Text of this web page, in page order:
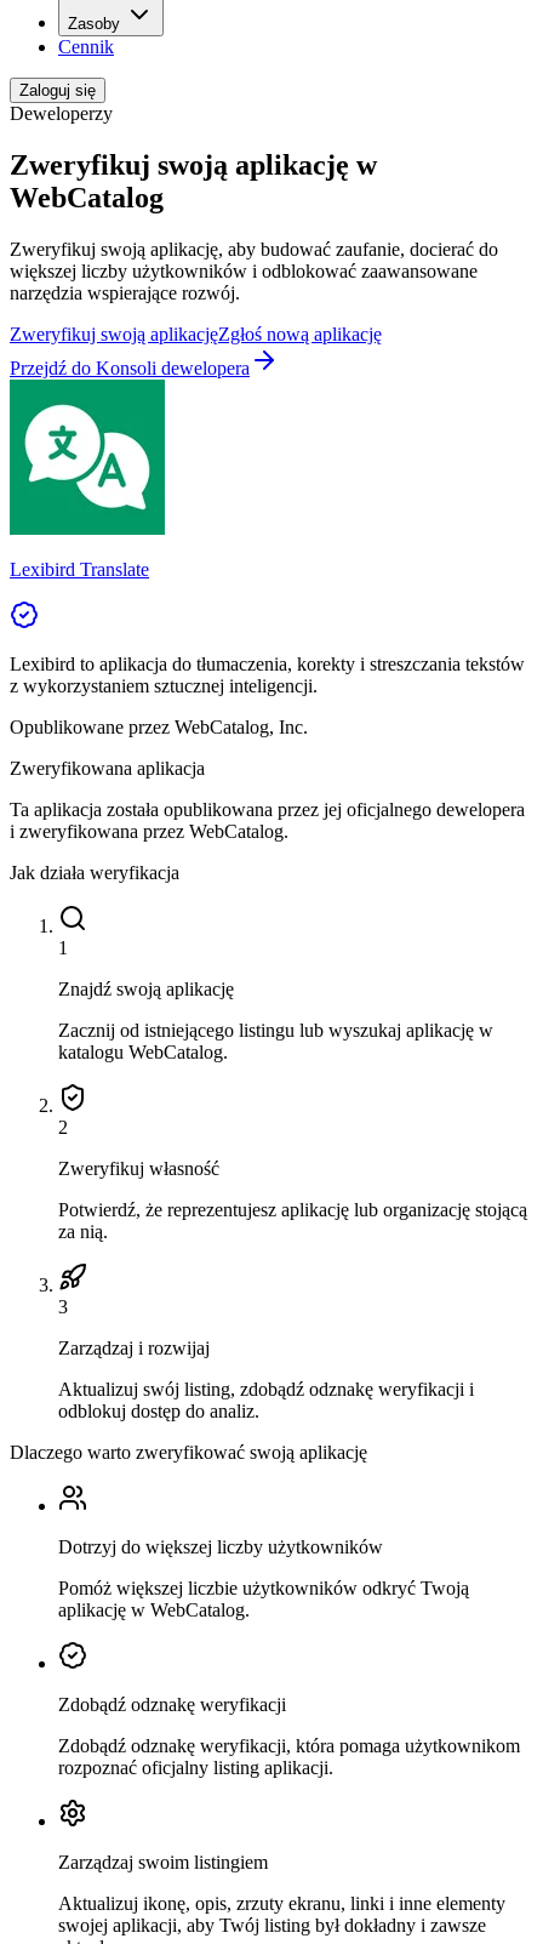
Zasoby
Cennik
Zaloguj się
Deweloperzy
Zweryfikuj swoją aplikację w
WebCatalog
Zweryfikuj swoją aplikację, aby budować zaufanie, docierać do
większej liczby użytkowników i odblokować zaawansowane
narzędzia wspierające rozwój.
Zweryfikuj swoją aplikacjęZgłoś nową aplikację
Przejdź do Konsoli dewelopera
Lexibird Translate
Lexibird to aplikacja do tłumaczenia, korekty i streszczania tekstów
z wykorzystaniem sztucznej inteligencji.
Opublikowane przez WebCatalog, Inc.
Zweryfikowana aplikacja
Ta aplikacja została opublikowana przez jej oficjalnego dewelopera
i zweryfikowana przez WebCatalog.
Jak działa weryfikacja
1
Znajdź swoją aplikację
Zacznij od istniejącego listingu lub wyszukaj aplikację w
katalogu WebCatalog.
2
Zweryfikuj własność
Potwierdź, że reprezentujesz aplikację lub organizację stojącą
za nią.
3
Zarządzaj i rozwijaj
Aktualizuj swój listing, zdobądź odznakę weryfikacji i
odblokuj dostęp do analiz.
Dlaczego warto zweryfikować swoją aplikację
Dotrzyj do większej liczby użytkowników
Pomóż większej liczbie użytkowników odkryć Twoją
aplikację w WebCatalog.
Zdobądź odznakę weryfikacji
Zdobądź odznakę weryfikacji, która pomaga użytkownikom
rozpoznać oficjalny listing aplikacji.
Zarządzaj swoim listingiem
Aktualizuj ikonę, opis, zrzuty ekranu, linki i inne elementy
swojej aplikacji, aby Twój listing był dokładny i zawsze